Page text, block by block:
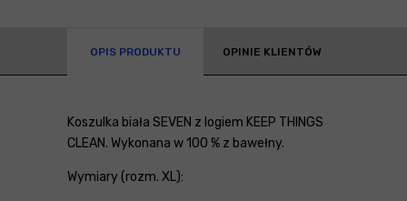
OPIS PRODUKTU OPINIE KLIENTÓW
Koszulka biała SEVEN z logiem KEEP THINGS
CLEAN. Wykonana w 100 % z bawełny.
Wymiary (rozm. XL):